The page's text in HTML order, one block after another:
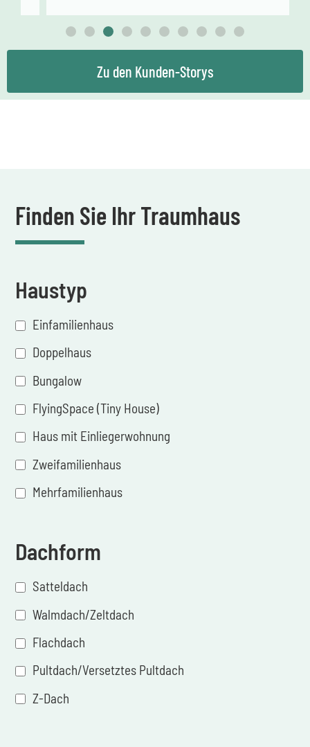
Zu den Kunden-Storys
Finden Sie Ihr Traumhaus
Haustyp
Einfamilienhaus
Doppelhaus
Bungalow
FlyingSpace (Tiny House)
Haus mit Einliegerwohnung
Zweifamilienhaus
Mehrfamilienhaus
Dachform
Satteldach
Walmdach/Zeltdach
Flachdach
Pultdach/Versetztes Pultdach
Z-Dach